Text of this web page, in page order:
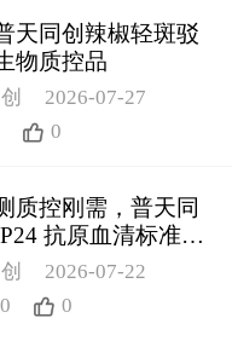
天同创辣椒轻斑驳
物质控品
2026-07-27
0
质控刚需，普天同
抗原血清标准物
2026-07-22
0 0